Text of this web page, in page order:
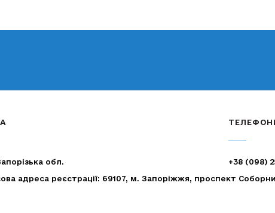
обл.
адреса реєстрації: 69107, м. Запоріжжя, проспект
+38 (098)